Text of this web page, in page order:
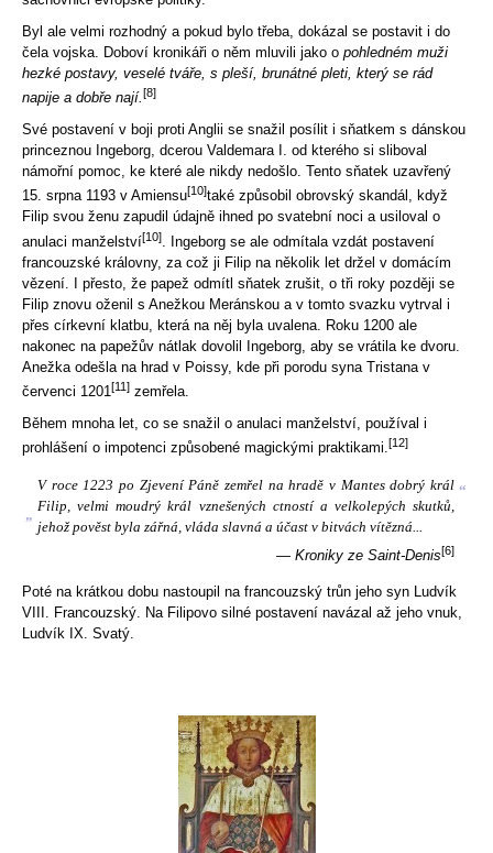
Byl ale velmi rozhodný a pokud bylo třeba, dokázal se postavit i do
čela vojska. Doboví kronikáři o něm mluvili jako o pohledném muži
hezké postavy, veselé tváře, s pleší, brunátné pleti, který se rád
napije a dobře nají.[8]
Své postavení v boji proti Anglii se snažil posílit i sňatkem s dánskou
princeznou Ingeborg, dcerou Valdemara I. od kterého si sliboval
námořní pomoc, ke které ale nikdy nedošlo. Tento sňatek uzavřený
15. srpna 1193 v Amiensu[10]také způsobil obrovský skandál, když
Filip svou ženu zapudil údajně ihned po svatební noci a usiloval o
anulaci manželství[10]
. Ingeborg se ale odmítala vzdát postavení
francouzské královny, za což ji Filip na několik let držel v domácím
vězení. I přesto, že papež odmítl sňatek zrušit, o tři roky později se
Filip znovu oženil s Anežkou Meránskou a v tomto svazku vytrval i
přes církevní klatbu, která na něj byla uvalena. Roku 1200 ale
nakonec na papežův nátlak dovolil Ingeborg, aby se vrátila ke dvoru.
Anežka odešla na hrad v Poissy, kde při porodu syna Tristana v
červenci 1201[11] zemřela.
Během mnoha let, co se snažil o anulaci manželství, používal i
prohlášení o impotenci způsobené magickými praktikami.[12]
„
V roce 1223 po Zjevení Páně zemřel na hradě v Mantes dobrý král
Filip, velmi moudrý král vznešených ctností a velkolepých skutků,
jehož pověst byla zářná, vláda slavná a účast v bitvách vítězná...
“
— Kroniky ze Saint-Denis[6]
Poté na krátkou dobu nastoupil na francouzský trůn jeho syn Ludvík
VIII. Francouzský. Na Filipovo silné postavení navázal až jeho vnuk,
Ludvík IX. Svatý.